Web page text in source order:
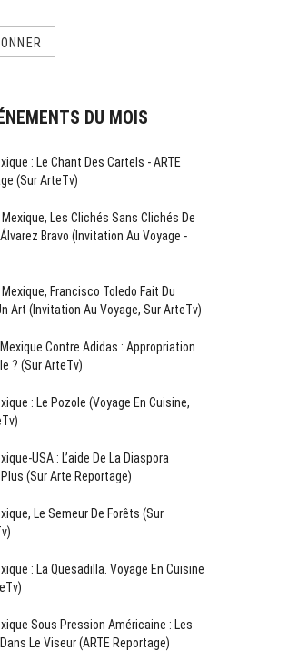
DU MOIS
: Le Chant Des Cartels - ARTE
(sur ArteTv)
Les Clichés Sans Clichés De
Bravo (Invitation Au Voyage -
Francisco Toledo Fait Du
Art (Invitation Au Voyage, Sur ArteTv)
Mexique Contre Adidas : Appropriation
? (sur ArteTv)
: Le Pozole (Voyage En Cuisine,
USA : L’aide De La Diaspora
Plus (sur Arte Reportage)
Le Semeur De Forêts (sur
: La Quesadilla. Voyage En Cuisine
Sous Pression Américaine : Les
Le Viseur (ARTE Reportage)